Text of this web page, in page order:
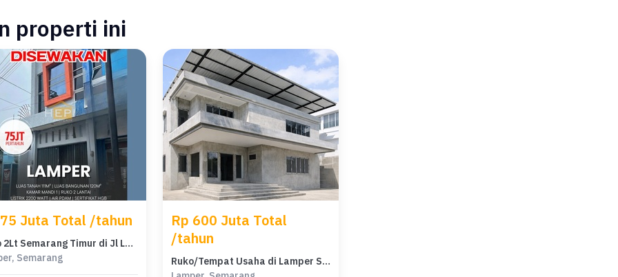
properti ini
Juta Total /tahun
Ruko 2Lt Semarang Timur di Jl Lamper Siap Pakai
Semarang
Rp 600 Juta Total
/tahun
Ruko/Tempat Usaha di Lamper Semarang